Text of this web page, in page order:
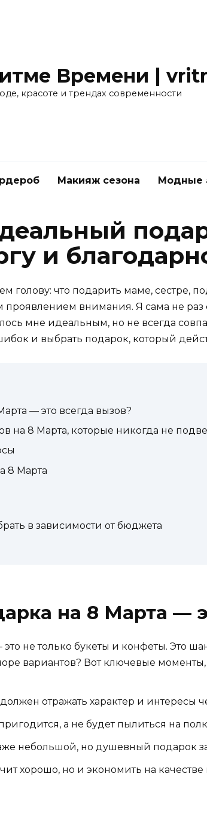
Времени |
красоте и трендах современности
Макияж сезона Модные
и
что подарить маме, сестре,
проявлением внимания. Я сама не
мне идеальным, но не всегда
и выбрать подарок, который
— это всегда вызов?
на 8 Марта, которые никогда не
8 Марта
в зависимости от бюджета
на 8 Марта —
не только букеты и конфеты. Это
вариантов? Вот ключевые моменты,
отражать характер и интересы
а не будет пылиться на
небольшой, но душевный подарок
хорошо, но и экономить на качестве